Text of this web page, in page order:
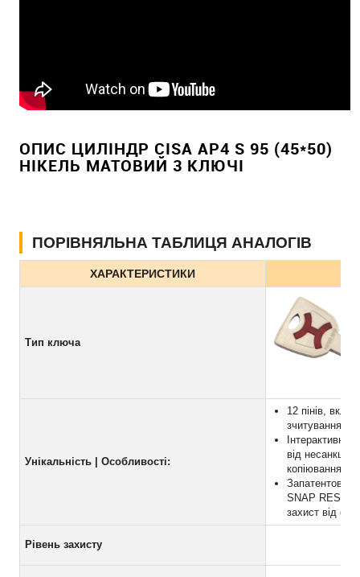
ОПИС ЦИЛІНДР CISA AP4 S 95 (45*50)
НІКЕЛЬ МАТОВИЙ 3 КЛЮЧІ
ПОРІВНЯЛЬНА ТАБЛИЦЯ АНАЛОГІВ
ХАРАКТЕРИСТИКИ
Тип ключа
Унікальність | Особливості:
12 пінів,
зчитування
від
копіювання.
SNAP
захист від
Рівень захисту